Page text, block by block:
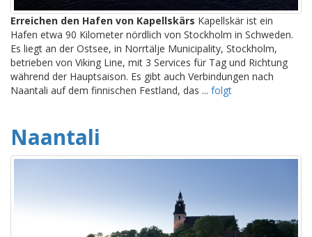
Erreichen den Hafen von Kapellskärs Kapellskär ist ein
Hafen etwa 90 Kilometer nördlich von Stockholm in Schweden.
Es liegt an der Ostsee, in Norrtälje Municipality, Stockholm,
betrieben von Viking Line, mit 3 Services für Tag und Richtung
während der Hauptsaison. Es gibt auch Verbindungen nach
Naantali auf dem finnischen Festland, das ... folgt
Naantali